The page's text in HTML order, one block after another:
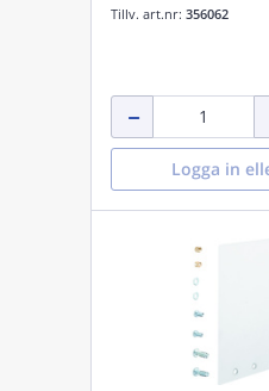
Tillv. art.nr: 356062
Logga in